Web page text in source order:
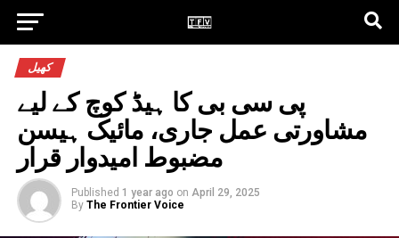
کھیل
پی سی بی کا ہیڈ کوچ کے لیے
مشاورتی عمل جاری، مائیک ہیسن
مضبوط امیدوار قرار
Published 1 year ago on April 29, 2025
By The Frontier Voice